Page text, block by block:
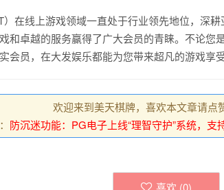
）在线上游戏领域一直处于行业领先地位，深
和卓越的服务赢得了广大会员的青睐。不论您
会员，在大发娱乐都能为您带来超凡的游戏享受
欢迎来到美天棋牌，喜欢本文章请点
防沉迷功能：PG电子上线“理智守护”系统，支
喜欢 (0)